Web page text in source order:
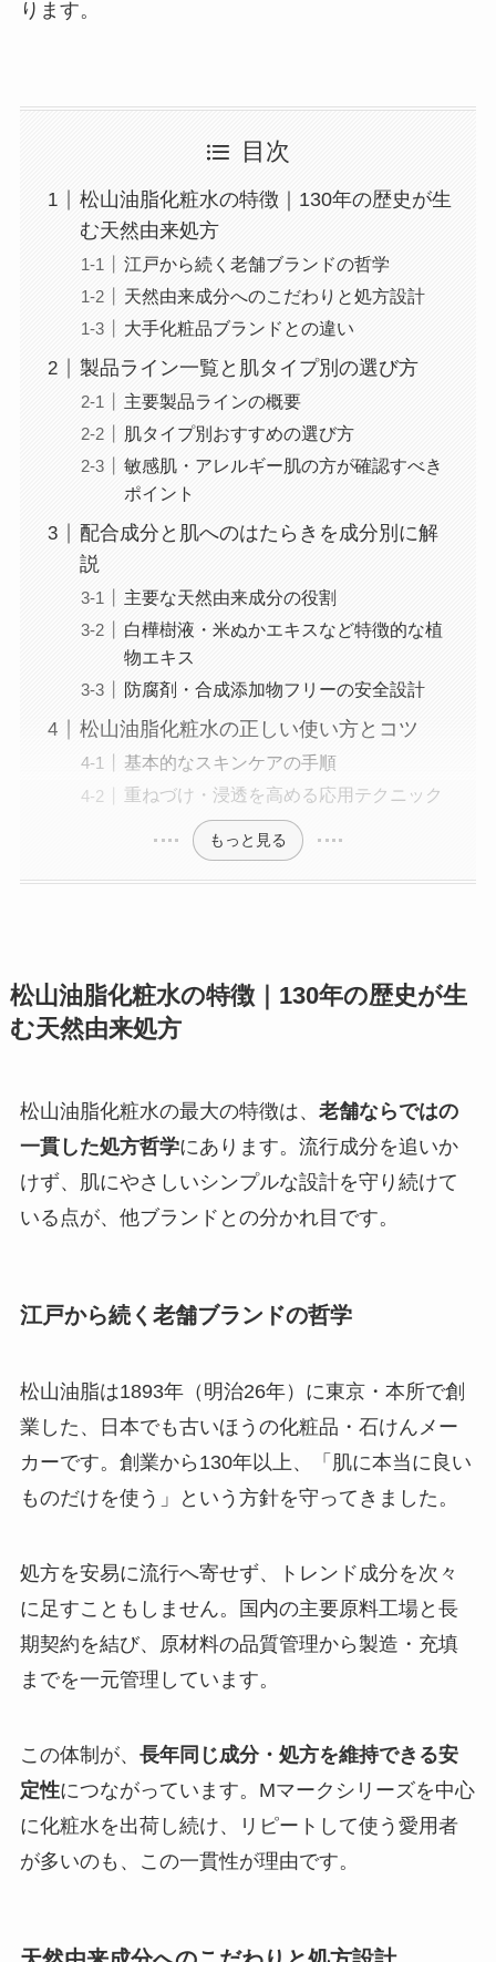
ります。
目次
松山油脂化粧水の特徴｜130年の歴史が生
む天然由来処方
江戸から続く老舗ブランドの哲学
天然由来成分へのこだわりと処方設計
大手化粧品ブランドとの違い
製品ライン一覧と肌タイプ別の選び方
主要製品ラインの概要
肌タイプ別おすすめの選び方
敏感肌・アレルギー肌の方が確認すべき
ポイント
配合成分と肌へのはたらきを成分別に解
説
主要な天然由来成分の役割
白樺樹液・米ぬかエキスなど特徴的な植
物エキス
防腐剤・合成添加物フリーの安全設計
松山油脂化粧水の正しい使い方とコツ
基本的なスキンケアの手順
重ねづけ・浸透を高める応用テクニック
もっと見る
松山油脂化粧水の特徴｜130年の歴史が生
む天然由来処方
松山油脂化粧水の最大の特徴は、 老舗ならではの
一貫した処方哲学にあります。流行成分を追いか
けず、肌にやさしいシンプルな設計を守り続けて
いる点が、他ブランドとの分かれ目です。
江戸から続く老舗ブランドの哲学
松山油脂は1893年（明治26年）に東京・本所で創
業した、日本でも古いほうの化粧品・石けんメー
カーです。創業から130年以上、「肌に本当に良い
ものだけを使う」という方針を守ってきました。
処方を安易に流行へ寄せず、トレンド成分を次々
に足すこともしません。国内の主要原料工場と長
期契約を結び、原材料の品質管理から製造・充填
までを一元管理しています。
この体制が、 長年同じ成分・処方を維持できる安
定性につながっています。Mマークシリーズを中心
に化粧水を出荷し続け、リピートして使う愛用者
が多いのも、この一貫性が理由です。